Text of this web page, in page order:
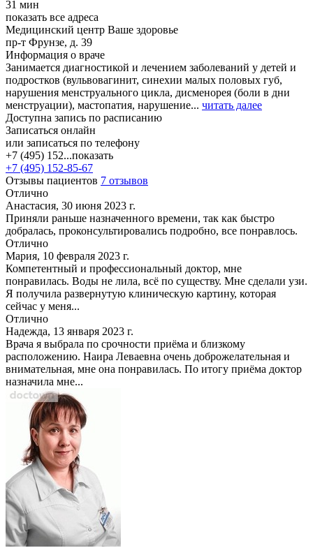
31 мин
показать все адреса
Медицинский центр Ваше здоровье
пр-т Фрунзе, д. 39
Информация о враче
Занимается диагностикой и лечением заболеваний у детей и
подростков (вульвовагинит, синехии малых половых губ,
нарушения менструального цикла, дисменорея (боли в дни
менструации), мастопатия, нарушение... читать далее
Доступна запись по расписанию
Записаться онлайн
или записаться по телефону
+7 (495) 152...показать
+7 (495) 152-85-67
Отзывы пациентов 7 отзывов
Отлично
Анастасия, 30 июня 2023 г.
Приняли раньше назначенного времени, так как быстро
добралась, проконсультировались подробно, все понравлось.
Отлично
Мария, 10 февраля 2023 г.
Компетентный и профессиональный доктор, мне
понравилась. Воды не лила, всё по существу. Мне сделали узи.
Я получила развернутую клиническую картину, которая
сейчас у меня...
Отлично
Надежда, 13 января 2023 г.
Врача я выбрала по срочности приёма и близкому
расположению. Наира Леваевна очень доброжелательная и
внимательная, мне она понравилась. По итогу приёма доктор
назначила мне...